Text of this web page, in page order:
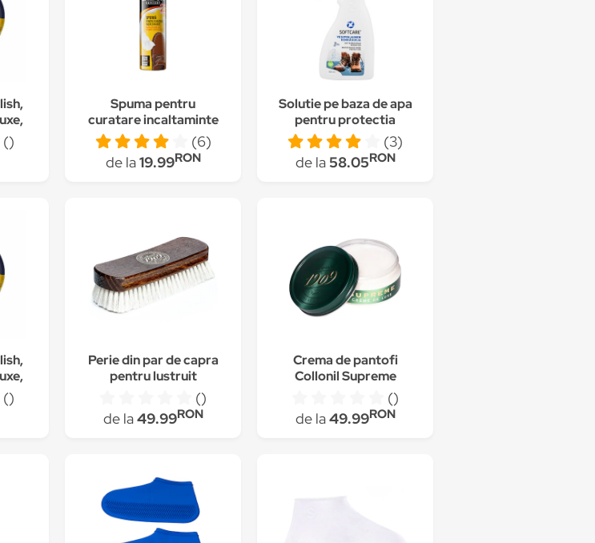
()
Spuma pentru
curatare incaltaminte
Salton, 150ml(6)
de la19.99RON
Solutie pe baza de apa
pentru protectia
incaltamintei,
Softcare, 300 ml
(3)
de la58.05RON
()
Perie din par de capra
pentru lustruit
incaltamintea Collonil
()
de la49.99RON
Crema de pantofi
Collonil Supreme
Creme de Luxe, 100
ml, incolor
()
de la49.99RON